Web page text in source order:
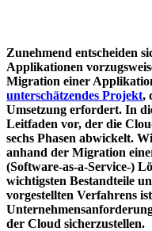
Zunehmend entscheiden
Applikationen
Migration einer
unterschätzendes Projekt,
Umsetzung erfordert. In
Leitfaden vor, der die
sechs Phasen abwickelt.
anhand der Migration
(Software-as-a-Service-)
wichtigsten Bestandteile
vorgestellten Verfahrens ist
der Cloud sicherzustellen.